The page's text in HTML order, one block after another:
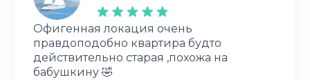
Офигенная локация очень
правдоподобно квартира будто
действительно старая ,похожа на
бабушкину 🤣